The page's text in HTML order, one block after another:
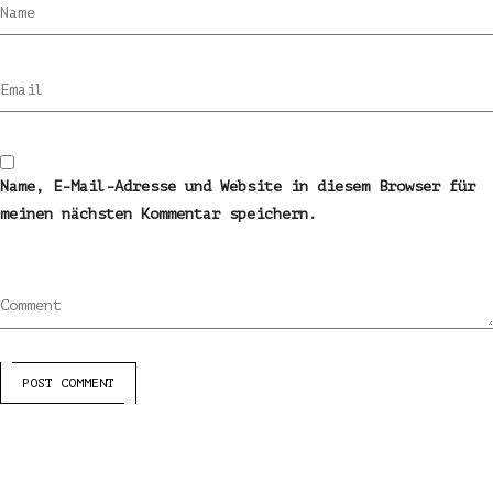
Name
Email
Name, E-Mail-Adresse und Website in diesem Browser für
meinen nächsten Kommentar speichern.
Comment
POST COMMENT